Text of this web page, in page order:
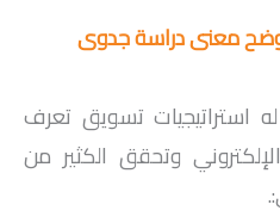
له استراتيجيات تسويق تعرف
وتحقق الكثير من